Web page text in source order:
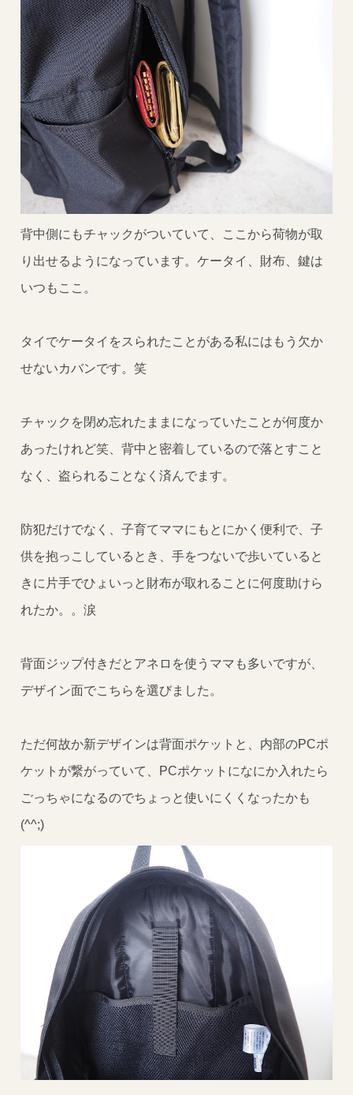
背中側にもチャックがついていて、ここから荷物が取
り出せるようになっています。ケータイ、財布、鍵は
いつもここ。
タイでケータイをスられたことがある私にはもう欠か
せないカバンです。笑
チャックを閉め忘れたままになっていたことが何度か
あったけれど笑、背中と密着しているので落とすこと
なく、盗られることなく済んでます。
防犯だけでなく、子育てママにもとにかく便利で、子
供を抱っこしているとき、手をつないで歩いていると
きに片手でひょいっと財布が取れることに何度助けら
れたか。。涙
背面ジップ付きだとアネロを使うママも多いですが、
デザイン面でこちらを選びました。
ただ何故か新デザインは背面ポケットと、内部のPCポ
ケットが繋がっていて、PCポケットになにか入れたら
ごっちゃになるのでちょっと使いにくくなったかも
(^^;)